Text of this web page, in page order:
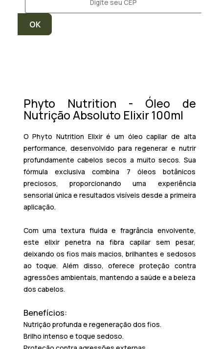
Phyto Nutrition - Óleo de
Nutrição Absoluto Elixir 100ml
OPhyto Nutrition Elixiré um óleo capilar de alta
performance, desenvolvido para regenerar e nutrir
profundamente cabelos secos a muito secos. Sua
fórmula exclusiva combina 7 óleos botânicos
preciosos, proporcionando uma experiência
sensorial única e resultados visíveis desde a primeira
aplicação.
Com uma textura fluida e fragrância envolvente,
este elixir penetra na fibra capilar sem pesar,
deixando os fios mais macios, brilhantes e sedosos
ao toque. Além disso, oferece proteção contra
agressões ambientais, mantendo a saúde e a beleza
dos cabelos.
Benefícios:
Nutrição profunda e regeneração dos fios.
Brilho intenso e toque sedoso.